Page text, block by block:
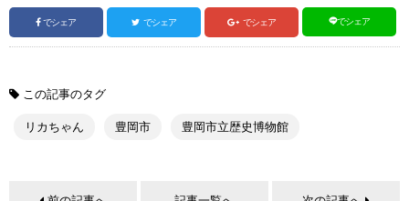
でシェア でシェア でシェア でシェア
この記事のタグ
リカちゃん 豊岡市 豊岡市立歴史博物館